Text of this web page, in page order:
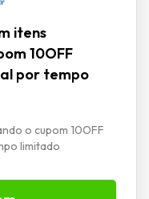
itens
10OFF
por tempo
o cupom 10OFF
limitado